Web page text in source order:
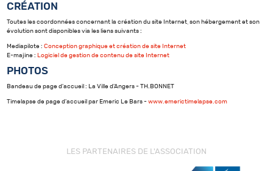
CRÉATION
Toutes les coordonnées concernant la création du site Internet, son hébergement et son
évolution sont disponibles via les liens suivants :
Mediapilote :Conception graphique et création de site Internet
E-majine : Logiciel de gestion de contenu de site Internet
PHOTOS
Bandeau de page d'accueil : La Ville d'Angers - TH.BONNET
Timelapse de page d'accueil par Emeric Le Bars -www.emerictimelapse.com
LES PARTENAIRES DE L'ASSOCIATION